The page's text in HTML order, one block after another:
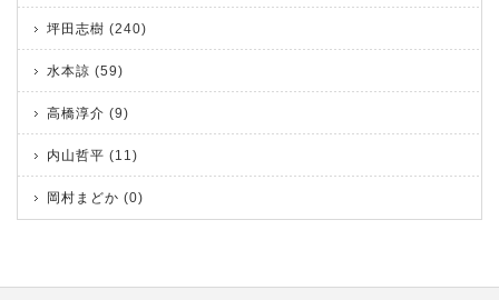
坪田志樹 (240)
水本諒 (59)
高橋淳介 (9)
内山哲平 (11)
岡村まどか (0)